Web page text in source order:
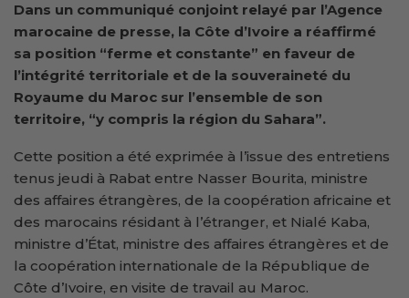
Dans un communiqué conjoint relayé par l’Agence
marocaine de presse, la Côte d’Ivoire a réaffirmé
sa position “ferme et constante” en faveur de
l’intégrité territoriale et de la souveraineté du
Royaume du Maroc sur l’ensemble de son
territoire, “y compris la région du Sahara”.
Cette position a été exprimée à l’issue des entretiens
tenus jeudi à Rabat entre Nasser Bourita, ministre
des affaires étrangères, de la coopération africaine et
des marocains résidant à l’étranger, et Nialé Kaba,
ministre d’État, ministre des affaires étrangères et de
la coopération internationale de la République de
Côte d’Ivoire, en visite de travail au Maroc.